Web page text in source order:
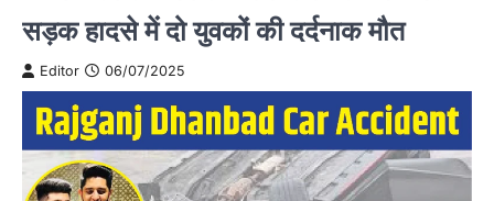
सड़क हादसे में दो युवकों की दर्दनाक मौत
Editor 06/07/2025